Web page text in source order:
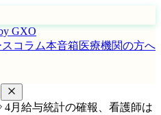
GXO
コラム本音箱医療機関の方へ
4月給与統計の確報、看護師は